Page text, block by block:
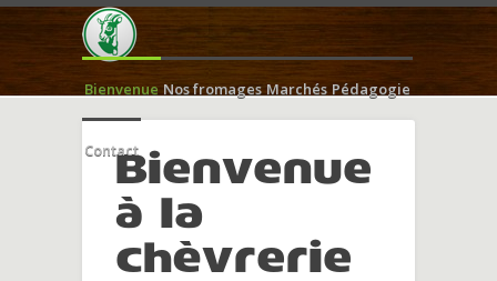
Bienvenue Nos fromages Marchés Pédagogie
ContactBienvenue
à la
chèvrerie